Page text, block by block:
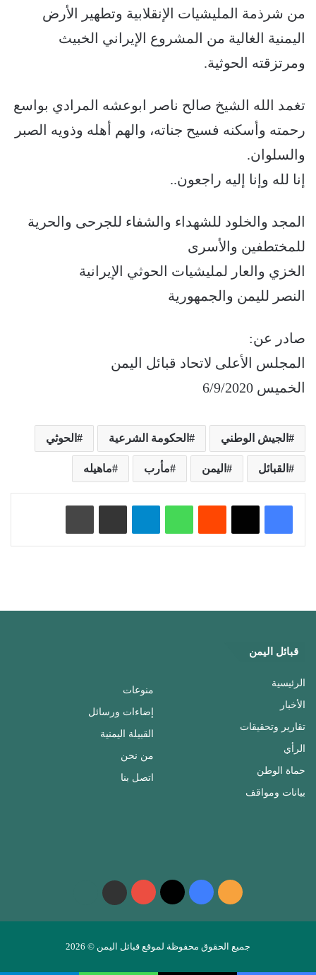
من شرذمة المليشيات الإنقلابية وتطهير الأرض
اليمنية الغالية من المشروع الإيراني الخبيث
ومرتزقته الحوثية.
تغمد الله الشيخ صالح ناصر ابوعشه المرادي بواسع
رحمته وأسكنه فسيح جناته، والهم أهله وذويه الصبر
والسلوان.
إنا لله وإنا إليه راجعون..
المجد والخلود للشهداء والشفاء للجرحى والحرية
للمختطفين والأسرى
الخزي والعار لمليشيات الحوثي الإيرانية
النصر لليمن والجمهورية
صادر عن:
المجلس الأعلى لاتحاد قبائل اليمن
الخميس 6/9/2020
الجيش الوطني الحكومة الشرعية الحوثي
القبائل اليمن مأرب ماهيله
واتساب تيلقرام
قبائل اليمن
الرئيسية
الأخبار
تقارير وتحقيقات
الرأي
حماة الوطن
بيانات ومواقف
منوعات
إضاءات ورسائل
القبيلة اليمنية
من نحن
اتصل بنا
ملخص
الموقع
RSS
فيسبوك ‫X
‫YouTubeواتساب
جميع الحقوق محفوظة لموقع قبائل اليمن © 2026